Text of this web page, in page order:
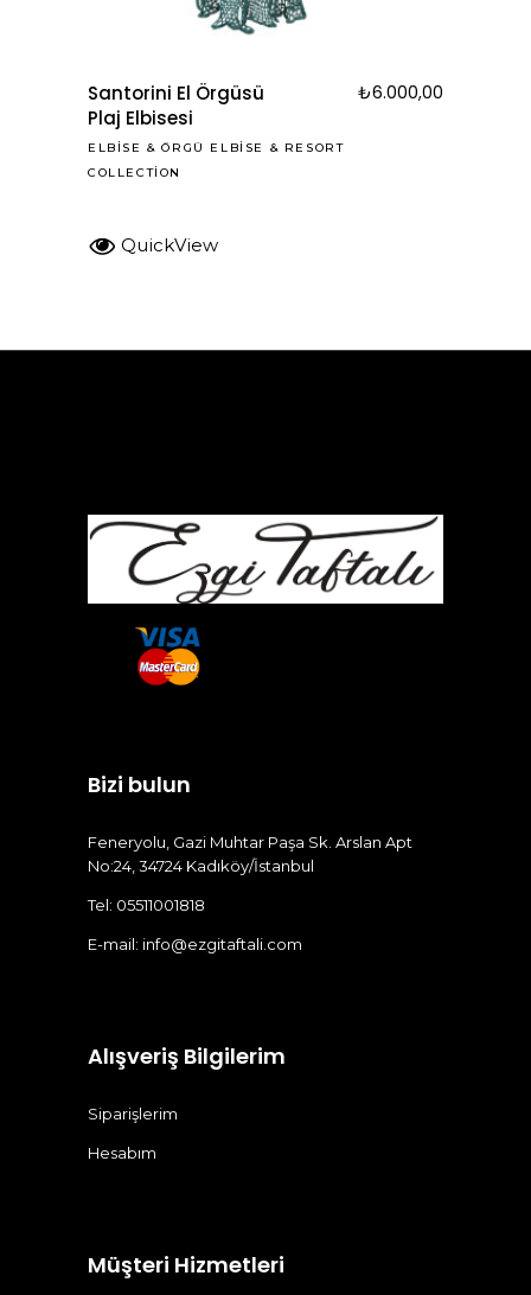
Santorini El Örgüsü
Plaj Elbisesi
₺6.000,00
ELBISE &ÖRGÜ ELBISE & RESORT
COLLECTION
QuickView
Bizi bulun
Feneryolu, Gazi Muhtar Paşa Sk. Arslan Apt
No:24, 34724 Kadıköy/İstanbul
Tel: 05511001818
E-mail: info@ezgitaftali.com
Alışveriş Bilgilerim
Siparişlerim
Hesabım
Müşteri Hizmetleri